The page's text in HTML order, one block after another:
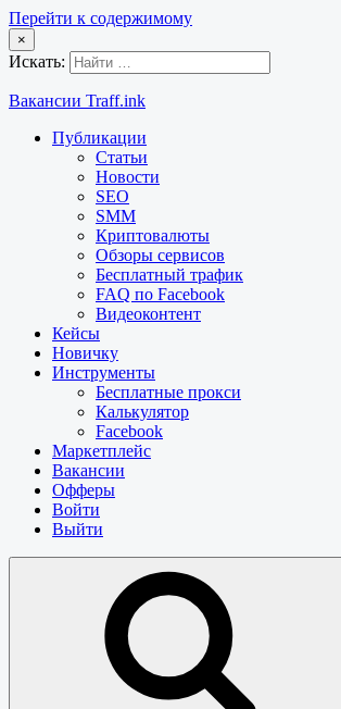
Перейти к содержимому
×
Искать:
Вакансии Traff.ink
Публикации
Статьи
Новости
SEO
SMM
Криптовалюты
Обзоры сервисов
Бесплатный трафик
FAQ по Facebook
Видеоконтент
Кейсы
Новичку
Инструменты
Бесплатные прокси
Калькулятор
Facebook
Маркетплейс
Вакансии
Офферы
Войти
Выйти